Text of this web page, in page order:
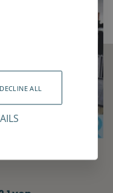
DECLINE ALL